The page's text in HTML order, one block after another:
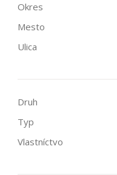
Okres
Mesto
Ulica
Druh
Typ
Vlastníctvo